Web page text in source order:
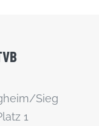
Sieg
1